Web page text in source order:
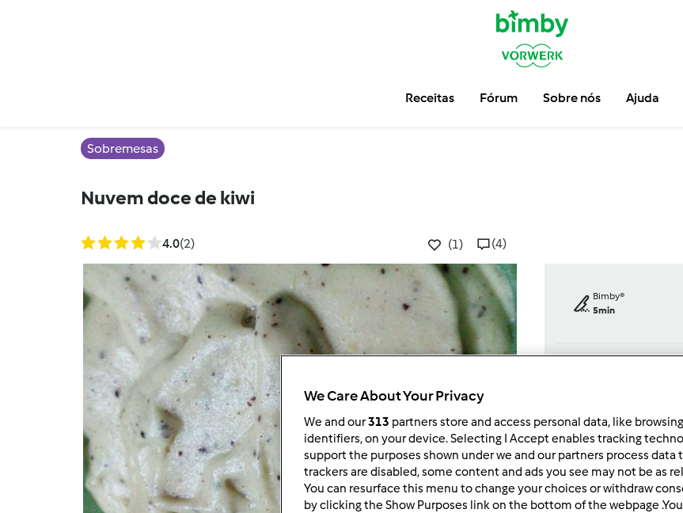
Receitas Fórum Sobre nós Ajuda
Sobremesas
Nuvem doce de kiwi
4.0(2) (1) (4)
Bimby®
5min
dose/s
6pessoa/s
We Care About Your Privacy
We and our313 partners store and access personal data, like
identifiers, on your device. Selecting I Accept enables tracking
support the purposes shown under we and our partners process data
trackers are disabled, some content and ads you see may not be as
You can resurface this menu to change your choices or withdraw
by clicking the Show Purposes link on the bottom of the webpage